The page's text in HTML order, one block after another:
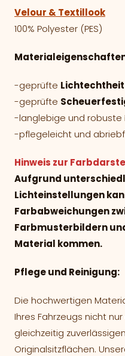
Velour & Textillook
100% Polyester (PES)
-geprüfte Lichtechtheit
-geprüfte
-langlebige und robuste
-pflegeleicht und
Hinweis zur
Aufgrund
Lichteinstellungen
Farbabweichungen
Farbmusterbildern
Material kommen.
Pflege und Reinigung:
Die hochwertigen
Ihres Fahrzeugs nicht
gleichzeitig
Originalsitzflächen.